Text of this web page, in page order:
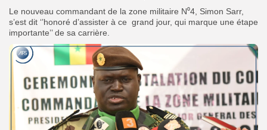
Le nouveau commandant de la zone militaire N⁰4, Simon Sarr,
s’est dit ‘’honoré d’assister à ce grand jour, qui marque une étape
importante’’ de sa carrière.